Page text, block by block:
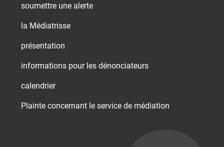
soumettre une alerte
la Médiatrisse
présentation
informations pour les dénonciateurs
calendrier
Plainte concernant le service de médiation